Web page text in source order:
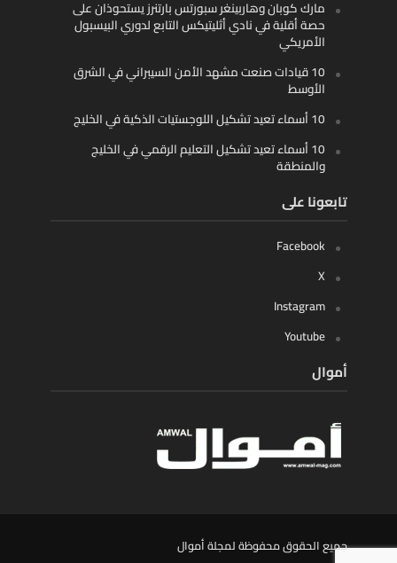
مارك كوبان وهاربينغر سبورتس بارتنرز يستحوذان على
حصة أقلية في نادي أثليتيكس التابع لدوري البيسبول
الأمريكي
10 قيادات صنعت مشهد الأمن السيبراني في الشرق
الأوسط
10 أسماء تعيد تشكيل اللوجستيات الذكية في الخليج
10 أسماء تعيد تشكيل التعليم الرقمي في الخليج
والمنطقة
تابعونا على
Facebook
X
Instagram
Youtube
أموال
جميع الحقوق محفوظة لمجلة أموال